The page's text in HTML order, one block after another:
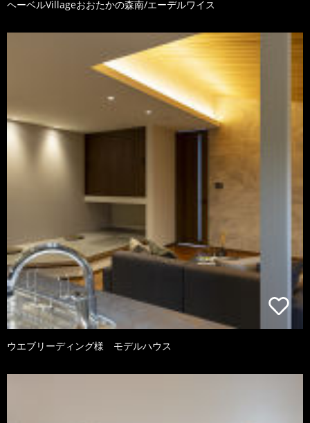
ヘーベルVillageおおたかの森南/エーデルワイス
ウエブリーディング様 モデルハウス